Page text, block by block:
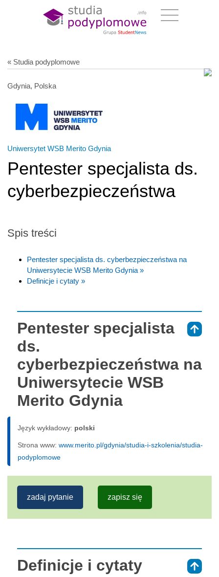
« Studia podyplomowe
Gdynia, Polska
Uniwersytet WSB Merito Gdynia
Pentester specjalista ds.
cyberbezpieczeństwa
Spis treści
Pentester specjalista ds. cyberbezpieczeństwa na
Uniwersytecie WSB Merito Gdynia »
Definicje i cytaty »
Pentester specjalista
ds.
cyberbezpieczeństwa na
Uniwersytecie WSB
Merito Gdynia
Język wykładowy: polski
Strona www: www.merito.pl/gdynia/studia-i-szkolenia/studia-
podyplomowe
zadaj pytanie zapisz się
Definicje i cytaty